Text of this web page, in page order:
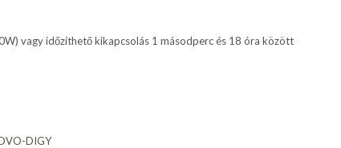
vagy időzíthető kikapcsolás 1 másodperc és 18 óra között
DIGY